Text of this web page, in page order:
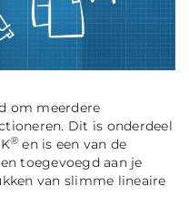
om meerdere
Dit is onderdeel
® en is een van de
toegevoegd aan je
van slimme lineaire